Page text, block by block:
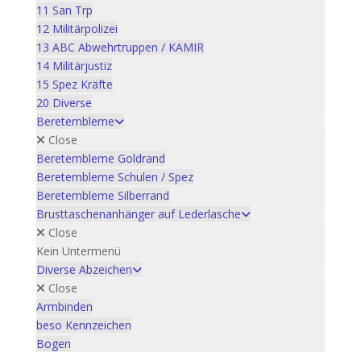
11 San Trp
12 Militärpolizei
13 ABC Abwehrtruppen / KAMIR
14 Militärjustiz
15 Spez Kräfte
20 Diverse
Beretembleme
Close
Beretembleme Goldrand
Beretembleme Schulen / Spez
Beretembleme Silberrand
Brusttaschenanhänger auf Lederlasche
Close
Kein Untermenü
Diverse Abzeichen
Close
Armbinden
beso Kennzeichen
Bogen